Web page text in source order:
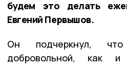
будем это делать
Евгений Первышов.
Он подчеркнул,
добровольной, как